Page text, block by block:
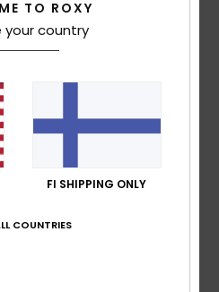
Material
Color
/5
TO ROXY
your country
FI SHIPPING ONLY
COUNTRIES